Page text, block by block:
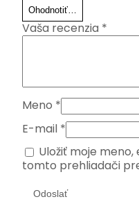
Vaša recenzia *
Meno *
E-mail *
Uložiť moje
tomto prehliadači